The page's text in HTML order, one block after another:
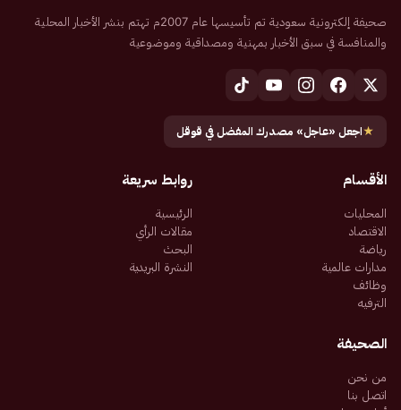
صحيفة إلكترونية سعودية تم تأسيسها عام 2007م تهتم بنشر الأخبار المحلية
والمنافسة في سبق الأخبار بمهنية ومصداقية وموضوعية
★اجعل «عاجل» مصدرك المفضل في قوقل
الأقسام
المحليات
الاقتصاد
رياضة
مدارات عالمية
وظائف
الترفيه
روابط سريعة
الرئيسية
مقالات الرأي
البحث
النشرة البريدية
الصحيفة
من نحن
اتصل بنا